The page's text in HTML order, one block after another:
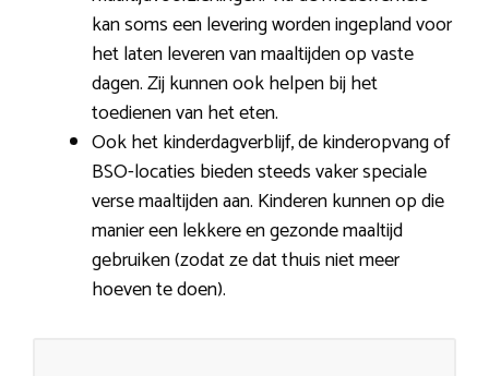
kan soms een levering worden ingepland voor
het laten leveren van maaltijden op vaste
dagen. Zij kunnen ook helpen bij het
toedienen van het eten.
Ook het kinderdagverblijf, de kinderopvang of
BSO-locaties bieden steeds vaker speciale
verse maaltijden aan. Kinderen kunnen op die
manier een lekkere en gezonde maaltijd
gebruiken (zodat ze dat thuis niet meer
hoeven te doen).